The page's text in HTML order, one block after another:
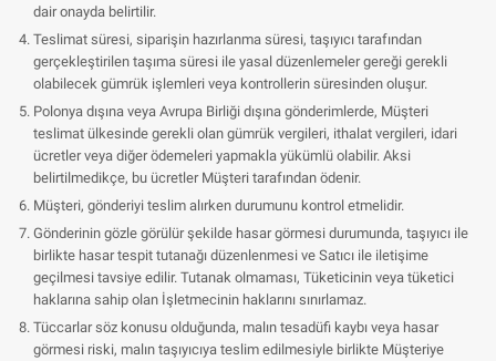
dair onayda belirtilir.
Teslimat süresi, siparişin hazırlanma süresi, taşıyıcı tarafından
gerçekleştirilen taşıma süresi ile yasal düzenlemeler gereği gerekli
olabilecek gümrük işlemleri veya kontrollerin süresinden oluşur.
Polonya dışına veya Avrupa Birliği dışına gönderimlerde, Müşteri
teslimat ülkesinde gerekli olan gümrük vergileri, ithalat vergileri, idari
ücretler veya diğer ödemeleri yapmakla yükümlü olabilir. Aksi
belirtilmedikçe, bu ücretler Müşteri tarafından ödenir.
Müşteri, gönderiyi teslim alırken durumunu kontrol etmelidir.
Gönderinin gözle görülür şekilde hasar görmesi durumunda, taşıyıcı ile
birlikte hasar tespit tutanağı düzenlenmesi ve Satıcı ile iletişime
geçilmesi tavsiye edilir. Tutanak olmaması, Tüketicinin veya tüketici
haklarına sahip olan İşletmecinin haklarını sınırlamaz.
Tüccarlar söz konusu olduğunda, malın tesadüfi kaybı veya hasar
görmesi riski, malın taşıyıcıya teslim edilmesiyle birlikte Müşteriye